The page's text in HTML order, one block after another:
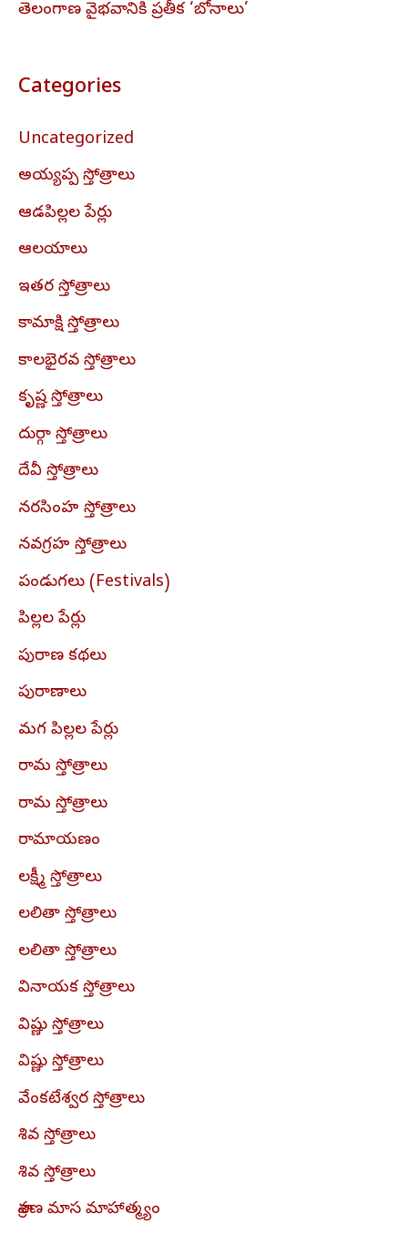
తెలంగాణ వైభవానికి ప్రతీక ‘బోనాలు’
Categories
Uncategorized
అయ్యప్ప స్తోత్రాలు
ఆడపిల్లల పేర్లు
ఆలయాలు
ఇతర స్తోత్రాలు
కామాక్షి స్తోత్రాలు
కాలభైరవ స్తోత్రాలు
కృష్ణ స్తోత్రాలు
దుర్గా స్తోత్రాలు
దేవీ స్తోత్రాలు
నరసింహ స్తోత్రాలు
నవగ్రహ స్తోత్రాలు
పండుగలు (Festivals)
పిల్లల పేర్లు
పురాణ కథలు
పురాణాలు
మగ పిల్లల పేర్లు
రామ స్తోత్రాలు
రామ స్తోత్రాలు
రామాయణం
లక్ష్మీ స్తోత్రాలు
లలితా స్తోత్రాలు
లలితా స్తోత్రాలు
వినాయక స్తోత్రాలు
విష్ణు స్తోత్రాలు
విష్ణు స్తోత్రాలు
వేంకటేశ్వర స్తోత్రాలు
శివ స్తోత్రాలు
శివ స్తోత్రాలు
శ్రావణ మాస మాహాత్మ్యం